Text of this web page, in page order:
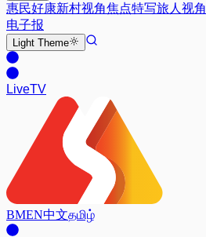
惠民好康新村视角焦点特写旅人视角
电子报
Light Theme
LiveTV
BMEN中文தமிழ்